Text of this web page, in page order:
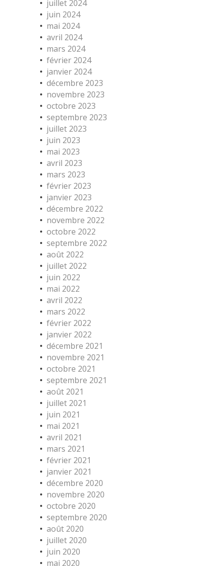
juillet 2024
juin 2024
mai 2024
avril 2024
mars 2024
février 2024
janvier 2024
décembre 2023
novembre 2023
octobre 2023
septembre 2023
juillet 2023
juin 2023
mai 2023
avril 2023
mars 2023
février 2023
janvier 2023
décembre 2022
novembre 2022
octobre 2022
septembre 2022
août 2022
juillet 2022
juin 2022
mai 2022
avril 2022
mars 2022
février 2022
janvier 2022
décembre 2021
novembre 2021
octobre 2021
septembre 2021
août 2021
juillet 2021
juin 2021
mai 2021
avril 2021
mars 2021
février 2021
janvier 2021
décembre 2020
novembre 2020
octobre 2020
septembre 2020
août 2020
juillet 2020
juin 2020
mai 2020